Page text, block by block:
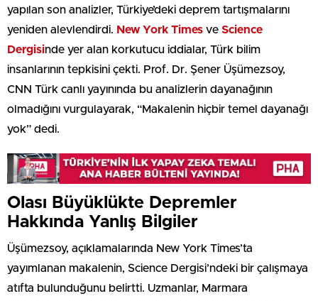
yapılan son analizler, Türkiye’deki deprem tartışmalarını
yeniden alevlendirdi. New York Times ve Science
Dergisinde yer alan korkutucu iddialar, Türk bilim
insanlarının tepkisini çekti. Prof. Dr. Şener Üşümezsoy,
CNN Türk canlı yayınında bu analizlerin dayanağının
olmadığını vurgulayarak, “Makalenin hiçbir temel dayanağı
yok” dedi.
Olası Büyüklükte Depremler
Hakkında Yanlış Bilgiler
Üşümezsoy, açıklamalarında New York Times’ta
yayımlanan makalenin, Science Dergisi’ndeki bir çalışmaya
atıfta bulunduğunu belirtti. Uzmanlar, Marmara